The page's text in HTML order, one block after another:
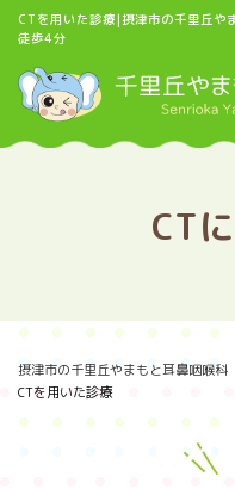
CTを用いた診療|摂津市の千里丘
徒歩4分
CT
摂津市の千里丘やまもと耳鼻咽喉
CTを用いた診療